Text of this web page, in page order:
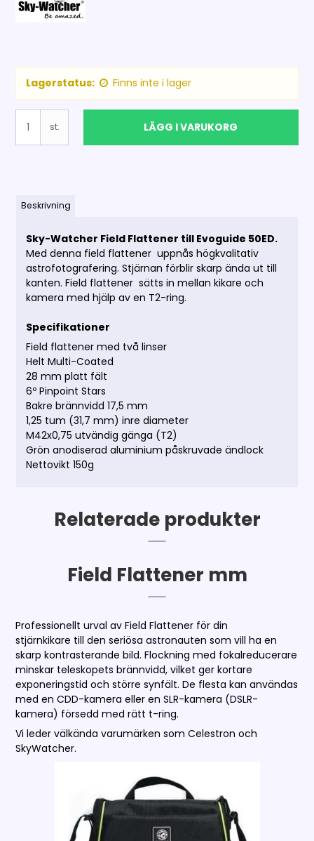
Lagerstatus: Finns inte i lager
st. LÄGG I VARUKORG
Beskrivning
Sky-Watcher Field Flattener till Evoguide 50ED.
Med denna field flattener uppnås högkvalitativ
astrofotografering. Stjärnan förblir skarp ända ut till
kanten. Field flattener sätts in mellan kikare och
kamera med hjälp av en T2-ring.
Specifikationer
Field flattener med två linser
Helt Multi-Coated
28 mm platt fält
6º Pinpoint Stars
Bakre brännvidd 17,5 mm
1,25 tum (31,7 mm) inre diameter
M42x0,75 utvändig gänga (T2)
Grön anodiserad aluminium påskruvade ändlock
Nettovikt 150g
Relaterade produkter
Field Flattener mm
Professionellt urval av Field Flattener för din
stjärnkikare till den seriösa astronauten som vill ha en
skarp kontrasterande bild. Flockning med fokalreducerare
minskar teleskopets brännvidd, vilket ger kortare
exponeringstid och större synfält. De flesta kan användas
med en CDD-kamera eller en SLR-kamera (DSLR-
kamera) försedd med rätt t-ring.
Vi leder välkända varumärken som Celestron och
SkyWatcher.